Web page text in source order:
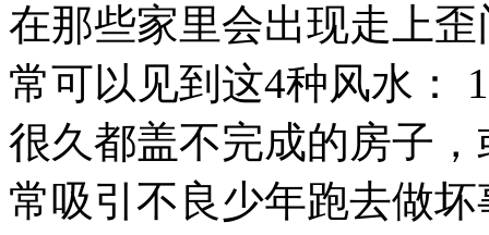
在那些家里会出现走上
常可以见到这4种风水：
很久都盖不完成的房子
常吸引不良少年跑去做